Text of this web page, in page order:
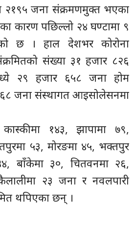
२१९५ जना संक्रमणमुक्त भएका
कारण पछिल्लो २४ घण्टामा ९
छ । हाल देशभर कोरोना
संख्या ३१ हजार ८२६
२९ हजार ६५८ जना होम
जना संस्थागत आइसोलेसनमा
१४३, झापामा ७९,
५३, मोरङमा ४५, भक्तपुर
बाँकेमा ३०, चितवनमा २६,
२३ जना र नवलपारी
थपिएका छन् ।